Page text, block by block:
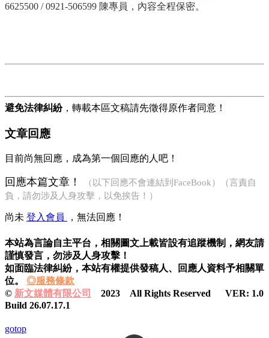
6625500 / 0921-506599 陳專員，內容全程保密。
避免法律糾紛，轉載本區文稿請先徵得原作者同意！
文章回應
目前尚無回應，成為第一個回應的人吧！
回應本篇文章！
（以下回應不會連結到FaceBook）（言責自
負，請勿涉及人身攻擊，以免挨告！）
尚未 登入會員 ，無法回應！
本站為言論自主平台，相關圖文上載皆設有追蹤機制， 網友請
謹慎發言，勿涉及人身攻擊！
如面臨法律糾紛，本站有權提供發稿人、
回應人資料予相關單
位。 ◎服務條款
© 新文媒體有限公司
2023 All Rights Reserved VER: 1.0
Build 26.07.17.1
gotop